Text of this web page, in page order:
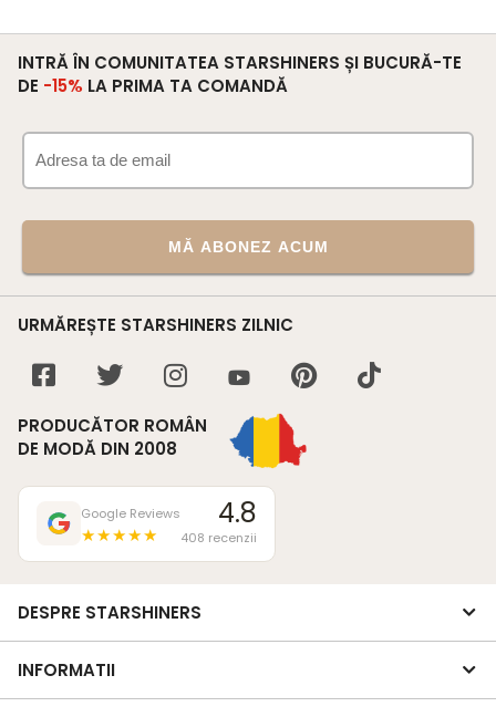
INTRĂ ÎN COMUNITATEA STARSHINERS ȘI BUCURĂ-TE
DE -15% LA PRIMA TA COMANDĂ
MĂ ABONEZ ACUM
URMĂREȘTE STARSHINERS ZILNIC
PRODUCĂTOR ROMÂN
DE MODĂ DIN 2008
Google Reviews
★★★★★
4.8
408 recenzii
DESPRE STARSHINERS
INFORMATII